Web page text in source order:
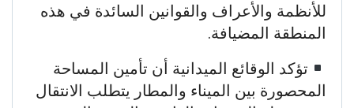
للأنظمة والأعراف والقوانين السائدة في هذه
المنطقة المضيافة.
تؤكد الوقائع الميدانية أن تأمين المساحة
المحصورة بين الميناء والمطار يتطلب الانتقال